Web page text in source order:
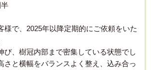
様で、2025年以降定期的にご依頼をいた
び、樹冠内部まで密集している状態でし
さと横幅をバランスよく整え、込み合っ